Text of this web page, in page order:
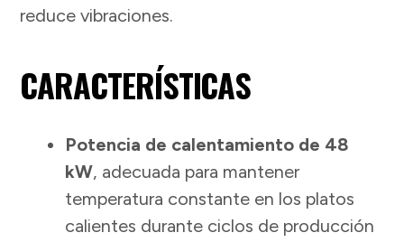
reduce vibraciones.
CARACTERÍSTICAS
Potencia de calentamiento de 48
kW, adecuada para mantener
temperatura constante en los platos
calientes durante ciclos de producción